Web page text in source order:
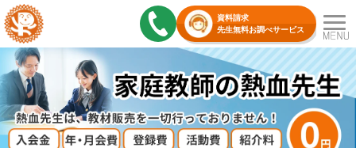
資料請求
先生無料お調べサービス